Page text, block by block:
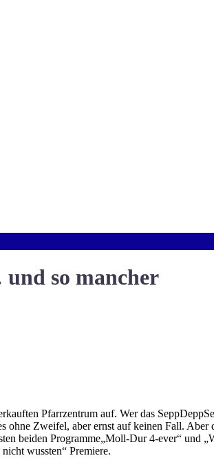
so mancher
Pfarrzentrum auf. Wer das
Zweifel, aber ernst auf keinen Fall.
beiden Programme„Moll-Dur 4-ever“ und
wussten“ Premiere.